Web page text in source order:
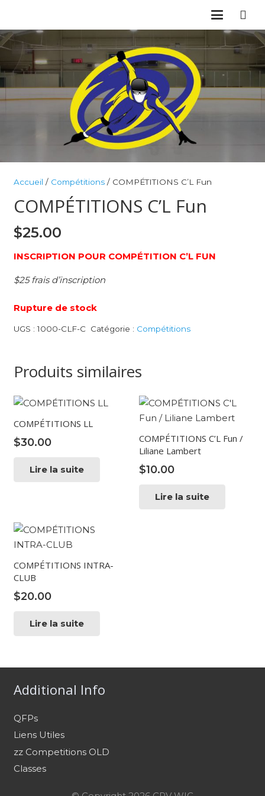
Accueil / Compétitions/ COMPÉTITIONS C’L Fun
COMPÉTITIONS C’L Fun
$25.00
INSCRIPTION POUR COMPÉTITION C’L FUN
$25 frais d’inscription
Rupture de stock
UGS :1000-CLF-C Catégorie : Compétitions
Produits similaires
COMPÉTITIONS LL
$30.00
Lire la suite
COMPÉTITIONS C’L Fun /
Liliane Lambert
$10.00
Lire la suite
COMPÉTITIONS INTRA-
CLUB
$20.00
Lire la suite
Additional Info
QFPs
Liens Utiles
zz Competitions OLD
Classes